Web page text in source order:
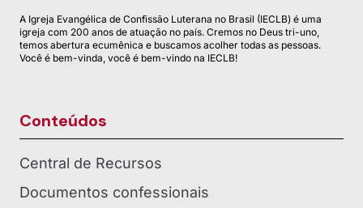
A Igreja Evangélica de Confissão Luterana no Brasil (IECLB) é uma
igreja com 200 anos de atuação no país. Cremos no Deus tri-uno,
temos abertura ecumênica e buscamos acolher todas as pessoas.
Você é bem-vinda, você é bem-vindo na IECLB!
Conteúdos
Central de Recursos
Documentos confessionais